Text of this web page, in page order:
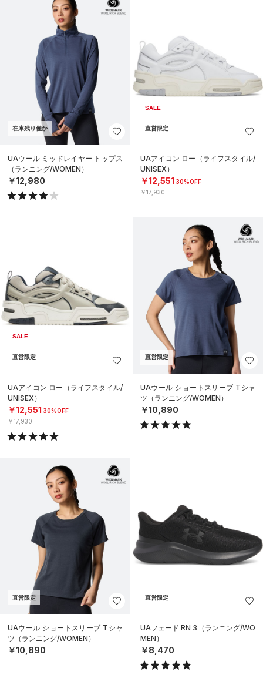
在庫残り僅か
UAウール ミッドレイヤー トップス
（ランニング/WOMEN）
￥12,980
SALE
直営限定
UAアイコン ロー（ライフスタイル/
UNISEX）
￥12,551 30%OFF
￥17,930
SALE
直営限定
UAアイコン ロー（ライフスタイル/
UNISEX）
￥12,551 30%OFF
￥17,930
直営限定
UAウール ショートスリーブ Tシャ
ツ（ランニング/WOMEN）
￥10,890
直営限定
UAウール ショートスリーブ Tシャ
ツ（ランニング/WOMEN）
￥10,890
直営限定
UAフェード RN 3（ランニング/WO
MEN）
￥8,470